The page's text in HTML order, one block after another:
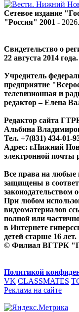
Сетевое издание
"Россия" 2001 - 2026.
Свидетельство о
22 августа 2014 года.
Учредитель
предприятие
телевизионная и
редактор – Елена
Редактор сайта
Альбина
Тел. +7(831) 434-01-
Адрес: г.Нижний
электронной почты
Все права на любые
защищены в
законодательством
При любом
видеоматериалов
полной или
в Интернете
детей старше 16 лет.
© Филиал ВГТРК
Политикой
VK CLASSMATES
Реклама на сайте